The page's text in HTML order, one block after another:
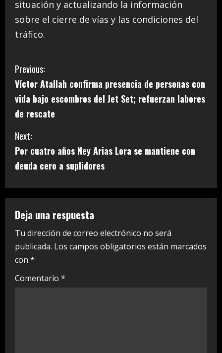
situación y actualizando la información
sobre el cierre de vías y las condiciones del
tráfico.
C
o
n
t
i
n
u
e
R
e
a
Previous:
Víctor Atallah confirma presencia de personas con
vida bajo escombros del Jet Set; refuerzan labores
de rescate
Next:
Por cuatro años Ney Arias Lora se mantiene con
deuda cero a suplidores
Deja una respuesta
Tu dirección de correo electrónico no será
publicada. Los campos obligatorios están marcados
con *
Comentario *